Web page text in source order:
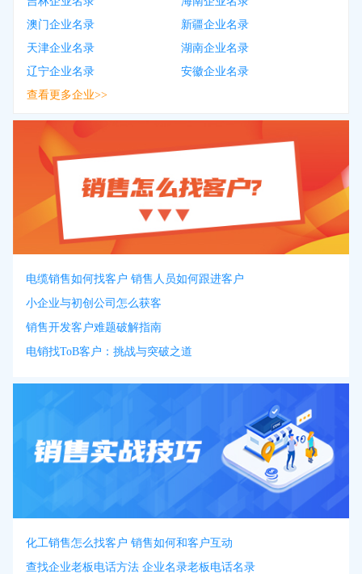
澳门企业名录
新疆企业名录
天津企业名录
湖南企业名录
辽宁企业名录
安徽企业名录
查看更多企业>>
电缆销售如何找客户 销售人员如何跟进客户
小企业与初创公司怎么获客
销售开发客户难题破解指南
电销找ToB客户：挑战与突破之道
化工销售怎么找客户 销售如何和客户互动
查找企业老板电话方法 企业名录老板电话名录